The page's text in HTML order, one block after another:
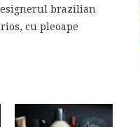
brazilian
cu pleoape